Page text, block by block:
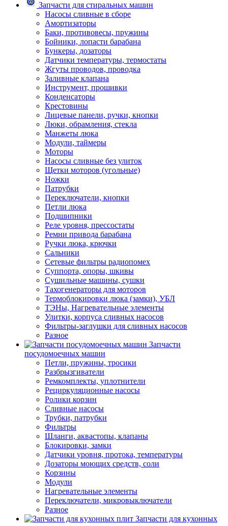
Запчасти для стиральных машин
Насосы сливные в сборе
Амортизаторы
Баки, противовесы, пружины
Бойники, лопасти барабана
Бункеры, дозаторы
Датчики температуры, термостаты
Жгуты проводов, проводка
Заливные клапана
Инструмент, прошивки
Конденсаторы
Крестовины
Лицевые панели, ручки, кнопки
Люки, обрамления, стекла
Манжеты люка
Модули, таймеры
Моторы
Насосы сливные без улиток
Щетки моторов (угольные)
Ножки
Патрубки
Переключатели, кнопки
Петли люка
Подшипники
Реле уровня, прессостаты
Ремни привода барабана
Ручки люка, крючки
Сальники
Сетевые фильтры радиопомех
Суппорта, опоры, шкивы
Сушильные машины, сушки
Тахогенераторы для моторов
Термоблокировки люка (замки), УБЛ
ТЭНы, Нагревательные элементы
Улитки, корпуса сливных насосов
Фильтры-заглушки для сливных насосов
Разное
Запчасти
посудомоечных машин
Петли, пружины, тросики
Разбрызгиватели
Ремкомплекты, уплотнители
Рециркуляционные насосы
Ролики корзин
Сливные насосы
Трубки, патрубки
Фильтры
Шланги, аквастопы, клапаны
Блокировки, замки
Датчики уровня, протока, температуры
Дозаторы моющих средств, соли
Корзины
Модули
Нагревательные элементы
Переключатели, микровыключатели
Разное
Запчасти для кухонных